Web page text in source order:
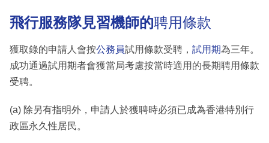
飛行服務隊見習機師的聘用條款
獲取錄的申請人會按公務員試用條款受聘， 試用期為三年。
成功通過試用期者會獲當局考慮按當時適用的長期聘用條款
受聘。
(a) 除另有指明外，申請人於獲聘時必須已成為香港特別行
政區永久性居民。